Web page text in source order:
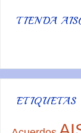
TIENDA
ETIQUETAS